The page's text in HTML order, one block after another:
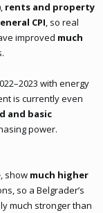
rents and property
CPI, so real
improved much
with energy
is currently even
and basic
power.
, show much higher
so a Belgrader’s
much stronger than